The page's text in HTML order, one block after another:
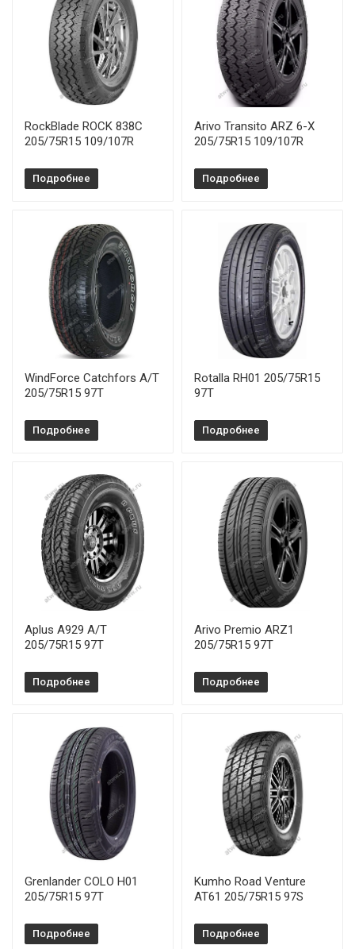
RockBlade ROCK 838C
205/75R15 109/107R
Подробнее
Arivo Transito ARZ 6-X
205/75R15 109/107R
Подробнее
WindForce Catchfors A/T
205/75R15 97T
Подробнее
Rotalla RH01 205/75R15
97T
Подробнее
Aplus A929 A/T
205/75R15 97T
Подробнее
Arivo Premio ARZ1
205/75R15 97T
Подробнее
Grenlander COLO H01
205/75R15 97T
Подробнее
Kumho Road Venture
AT61 205/75R15 97S
Подробнее